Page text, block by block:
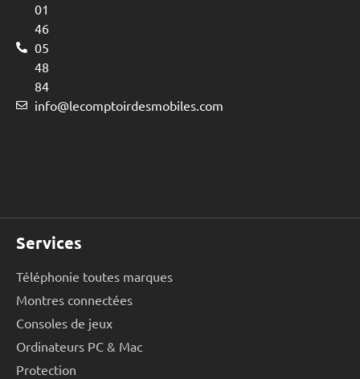
01
46
05
48
84
info@lecomptoirdesmobiles.com
Services
Téléphonie toutes marques
Montres connectées
Consoles de jeux
Ordinateurs PC & Mac
Protection